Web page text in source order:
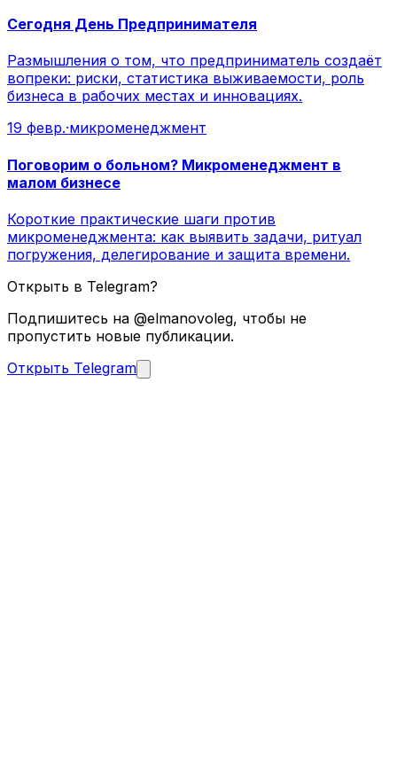
Сегодня День Предпринимателя
Размышления о том, что предприниматель создаёт
вопреки: риски, статистика выживаемости, роль
бизнеса в рабочих местах и инновациях.
19 февр.·микроменеджмент
Поговорим о больном? Микроменеджмент в
малом бизнесе
Короткие практические шаги против
микроменеджмента: как выявить задачи, ритуал
погружения, делегирование и защита времени.
Открыть в Telegram?
Подпишитесь на @elmanovoleg, чтобы не
пропустить новые публикации.
Открыть Telegram